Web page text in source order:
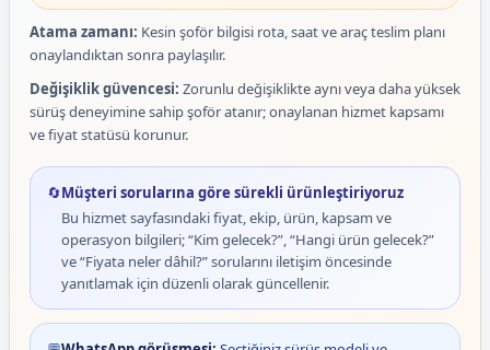
Atama zamanı: Kesin şoför bilgisi rota, saat ve araç teslim planı
onaylandıktan sonra paylaşılır.
Değişiklik güvencesi: Zorunlu değişiklikte aynı veya daha yüksek
sürüş deneyimine sahip şoför atanır; onaylanan hizmet kapsamı
ve fiyat statüsü korunur.
🔄Müşteri sorularına göre sürekli ürünleştiriyoruz
Bu hizmet sayfasındaki fiyat, ekip, ürün, kapsam ve
operasyon bilgileri; “Kim gelecek?”, “Hangi ürün gelecek?”
ve “Fiyata neler dâhil?” sorularını iletişim öncesinde
yanıtlamak için düzenli olarak güncellenir.